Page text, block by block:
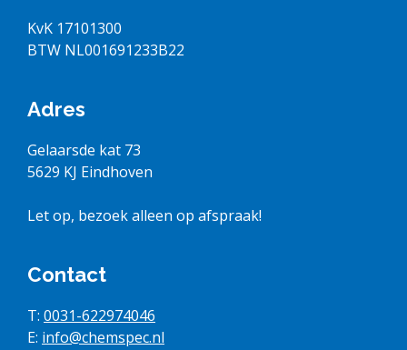
KvK 17101300
BTW NL001691233B22
Adres
Gelaarsde kat 73
5629 KJ Eindhoven
Let op, bezoek alleen op afspraak!
Contact
T: 0031-622974046
E: info@chemspec.nl